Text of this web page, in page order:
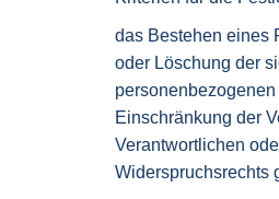
das Bestehen eines
oder Löschung der
Einschränkung der
Verantwortlichen
Widerspruchsrechts